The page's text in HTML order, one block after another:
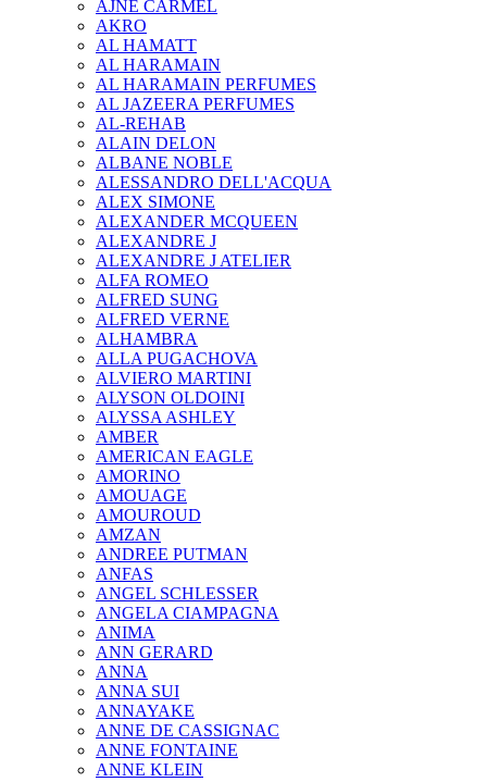
AJNE CARMEL
AKRO
AL HAMATT
AL HARAMAIN
AL HARAMAIN PERFUMES
AL JAZEERA PERFUMES
AL-REHAB
ALAIN DELON
ALBANE NOBLE
ALESSANDRO DELL'ACQUA
ALEX SIMONE
ALEXANDER MCQUEEN
ALEXANDRE J
ALEXANDRE J ATELIER
ALFA ROMEO
ALFRED SUNG
ALFRED VERNE
ALHAMBRA
ALLA PUGACHOVA
ALVIERO MARTINI
ALYSON OLDOINI
ALYSSA ASHLEY
AMBER
AMERICAN EAGLE
AMORINO
AMOUAGE
AMOUROUD
AMZAN
ANDREE PUTMAN
ANFAS
ANGEL SCHLESSER
ANGELA CIAMPAGNA
ANIMA
ANN GERARD
ANNA
ANNA SUI
ANNAYAKE
ANNE DE CASSIGNAC
ANNE FONTAINE
ANNE KLEIN